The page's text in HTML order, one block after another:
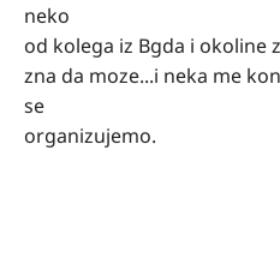
neko
od kolega iz Bgda i okoline
zna da moze...i neka me
se
organizujemo.